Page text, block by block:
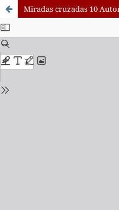
Miradas cruzadas 10